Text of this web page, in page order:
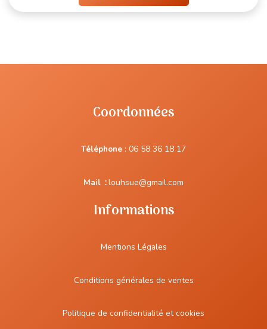
Coordonnées
Téléphone : 06 58 36 18 17
Mail :louhsue@gmail.com
Informations
Mentions Légales
Conditions générales de ventes
Politique de confidentialité et cookies